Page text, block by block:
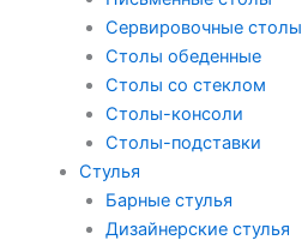
Сервировочные столы
Столы обеденные
Столы со стеклом
Столы-консоли
Столы-подставки
Стулья
Барные стулья
Дизайнерские стулья